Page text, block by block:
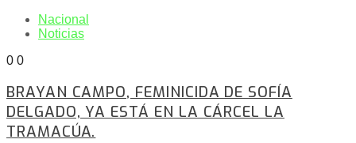
Nacional
Noticias
0 0
BRAYAN CAMPO, FEMINICIDA DE SOFÍA
DELGADO, YA ESTÁ EN LA CÁRCEL LA
TRAMACÚA.